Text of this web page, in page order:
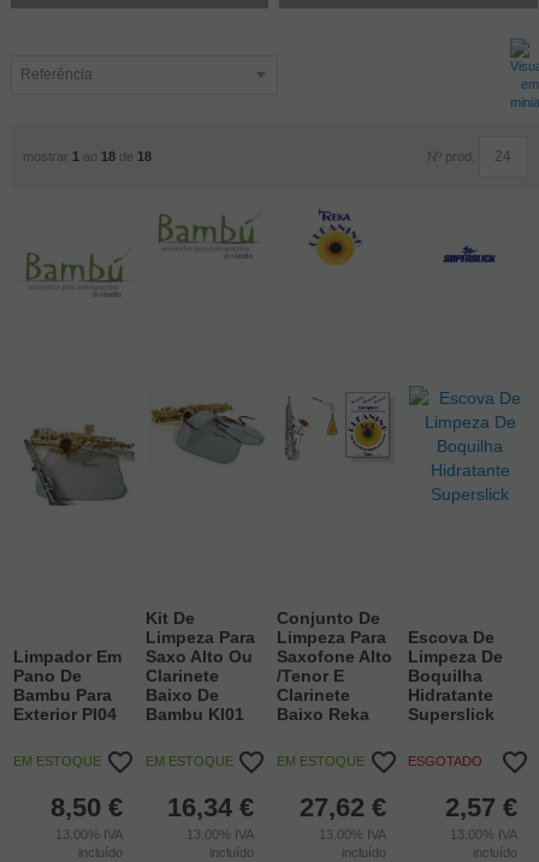
mostrar 1 ao 18de 18 Nº prod.
Limpador Em
Pano De
Bambu Para
Exterior Pl04
EM ESTOQUE
8,50 €
13.00% IVA
incluído
Kit De
Limpeza Para
Saxo Alto Ou
Clarinete
Baixo De
Bambu Kl01
EM ESTOQUE
16,34 €
13.00% IVA
incluído
Conjunto De
Limpeza Para
Saxofone Alto
/Tenor E
Clarinete
Baixo Reka
EM ESTOQUE
27,62 €
13.00% IVA
incluído
Escova De
Limpeza De
Boquilha
Hidratante
Superslick
ESGOTADO
2,57 €
13.00% IVA
incluído